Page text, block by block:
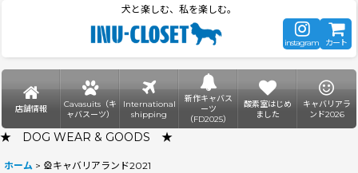
犬と楽しむ、私を楽しむ。
instagram カート
店舗情報
Cavasuits（キ
ャバスーツ）
International
shipping
新作キャバス
ーツ
（FD2025）
酸素室はじめ
ました
キャバリアラ
ンド2026
★ DOG WEAR & GOODS ★
ホーム > 🎡キャバリアランド2021